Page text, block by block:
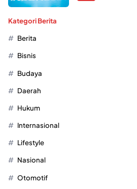
Kategori Berita
Berita
Bisnis
Budaya
Daerah
Hukum
Internasional
Lifestyle
Nasional
Otomotif